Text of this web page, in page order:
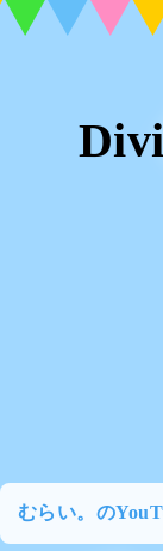
むらい。の